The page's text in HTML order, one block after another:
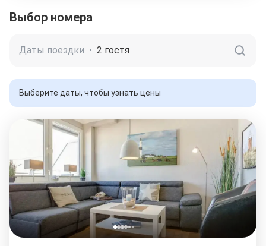
Выбор номера
Даты поездки • 2 гостя
Выберите даты, чтобы узнать цены